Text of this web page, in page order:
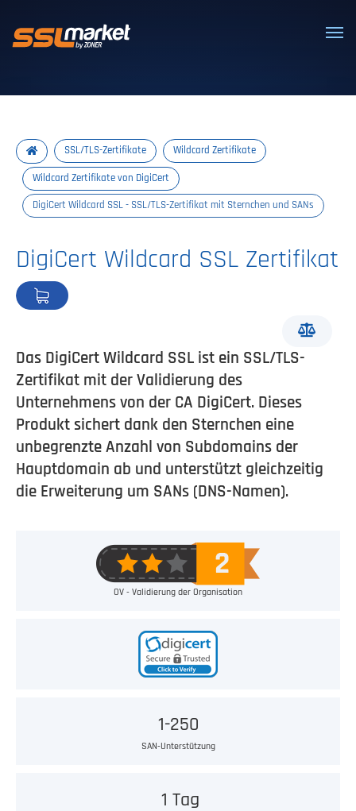
Vertrauenswürdige SSL/TLS-
SSL/TLS-Zertifikate Wildcard Zertifikate
Wildcard Zertifikate von DigiCert
DigiCert Wildcard SSL - SSL/TLS-Zertifikat mit Sternchen und SANs
DigiCert Wildcard SSL Zertifikat
Das DigiCert Wildcard SSL ist ein SSL/TLS-
Zertifikat mit der Validierung des
Unternehmens von der CA DigiCert. Dieses
Produkt sichert dank den Sternchen eine
unbegrenzte Anzahl von Subdomains der
Hauptdomain ab und unterstützt gleichzeitig
die Erweiterung um SANs (DNS-Namen).
OV - Validierung der Organisation
1-250
SAN-Unterstützung
1 Tag